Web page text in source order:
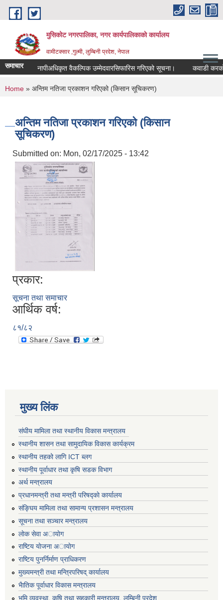
Skip to main content
मुसिकोट नगरपालिका, नगर कार्यपालिकाकाे कार्यालय
वामीटक्सार ,गुल्मी, लुम्बिनी प्रदेश, नेपाल
समाचार नापीअधिकृत वैकल्पिक उम्मेदवारसिफारिस गरिएको सूचना। कवाडी करको
You are here
Home » अन्तिम नतिजा प्रकाशन गरिएको (किसान सूचिकरण)
अन्तिम नतिजा प्रकाशन गरिएको (किसान
सूचिकरण)
Submitted on: Mon, 02/17/2025 - 13:42
प्रकार:
सूचना तथा समाचार
आर्थिक वर्ष:
८१/८२
मुख्य लिंक
संघीय मामिला तथा स्थानीय विकास मन्त्रालय
स्थानीय शासन तथा सामुदायिक विकास कार्यक्रम
स्थानीय तहको लागि ICT ब्लग
स्थानीय पूर्वाधार तथा कृषि सडक विभाग
अर्थ मन्त्रालय
प्रधानमन्त्री तथा मन्त्री परिषद्काे कार्यालय
संङ्घिय मामिला तथा सामान्य प्रशासन मन्त्रालय
सूचना तथा सञ्चार मन्त्रालय
लाेक सेवा अायाेग
राष्टिय याेजना अायाेग
राष्टिय पुनर्निर्माण प्राधिकरण
मुख्यमन्त्री तथा मन्त्रिपरिषद् कार्यालय
भैातिक पूर्वाधार विकास मन्त्रालय
भूमि व्यवस्था, कृषि तथा सहकारी मन्त्रालय, लु्म्बिनी प्रदेश